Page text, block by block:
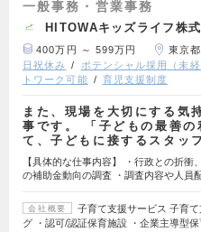
一般事務・営業事務
HITOWAキッズライフ株
400万円 ～ 599万円 東京都
日祝休み
ポテンシャル採用（未経
トワーク可能
育児支援制度
また、現場を大切にする気
事です。 「子どもの最善の
て、子どもに接するスタッ
【具体的な仕事内容】 ・行政との折
の補助金動向の調査 ・調査内容や人員
会社概要
子育て支援サービス 子育
グ ・認可/認証保育施設 ・企業主導型